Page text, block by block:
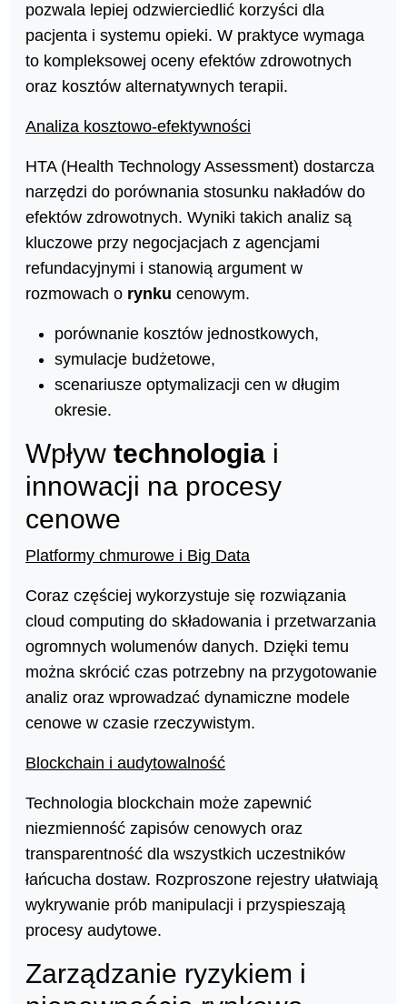
pozwala lepiej odzwierciedlić korzyści dla
pacjenta i systemu opieki. W praktyce wymaga
to kompleksowej oceny efektów zdrowotnych
oraz kosztów alternatywnych terapii.
Analiza kosztowo-efektywności
HTA (Health Technology Assessment) dostarcza
narzędzi do porównania stosunku nakładów do
efektów zdrowotnych. Wyniki takich analiz są
kluczowe przy negocjacjach z agencjami
refundacyjnymi i stanowią argument w
rozmowach o rynku cenowym.
porównanie kosztów jednostkowych,
symulacje budżetowe,
scenariusze optymalizacji cen w długim
okresie.
Wpływ technologia i
innowacji na procesy
cenowe
Platformy chmurowe i Big Data
Coraz częściej wykorzystuje się rozwiązania
cloud computing do składowania i przetwarzania
ogromnych wolumenów danych. Dzięki temu
można skrócić czas potrzebny na przygotowanie
analiz oraz wprowadzać dynamiczne modele
cenowe w czasie rzeczywistym.
Blockchain i audytowalność
Technologia blockchain może zapewnić
niezmienność zapisów cenowych oraz
transparentność dla wszystkich uczestników
łańcucha dostaw. Rozproszone rejestry ułatwiają
wykrywanie prób manipulacji i przyspieszają
procesy audytowe.
Zarządzanie ryzykiem i